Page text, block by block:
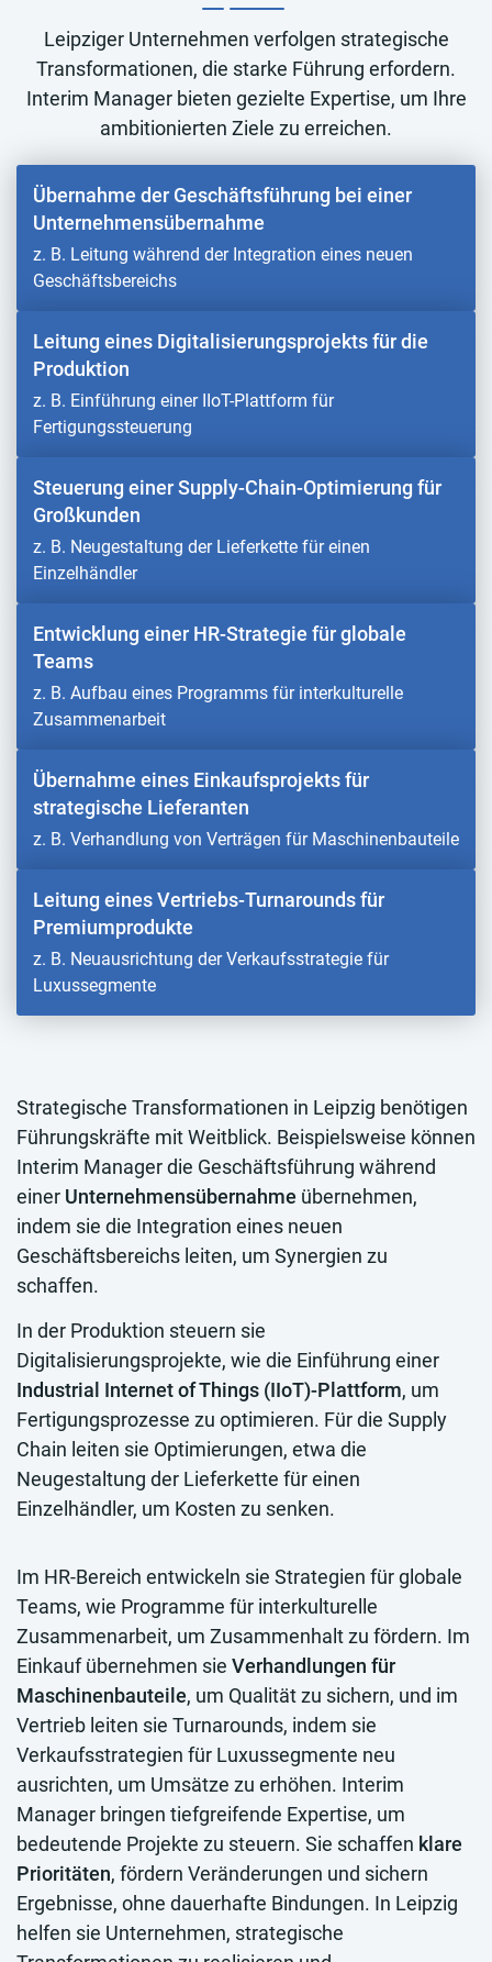
Leipziger Unternehmen verfolgen strategische
Transformationen, die starke Führung erfordern.
Interim Manager bieten gezielte Expertise, um Ihre
ambitionierten Ziele zu erreichen.
Übernahme der Geschäftsführung bei einer
Unternehmensübernahme
z. B. Leitung während der Integration eines neuen
Geschäftsbereichs
Leitung eines Digitalisierungsprojekts für die
Produktion
z. B. Einführung einer IIoT-Plattform für
Fertigungssteuerung
Steuerung einer Supply-Chain-Optimierung für
Großkunden
z. B. Neugestaltung der Lieferkette für einen
Einzelhändler
Entwicklung einer HR-Strategie für globale
Teams
z. B. Aufbau eines Programms für interkulturelle
Zusammenarbeit
Übernahme eines Einkaufsprojekts für
strategische Lieferanten
z. B. Verhandlung von Verträgen für Maschinenbauteile
Leitung eines Vertriebs-Turnarounds für
Premiumprodukte
z. B. Neuausrichtung der Verkaufsstrategie für
Luxussegmente
Strategische Transformationen in Leipzig benötigen
Führungskräfte mit Weitblick. Beispielsweise können
Interim Manager die Geschäftsführung während
einer Unternehmensübernahme übernehmen,
indem sie die Integration eines neuen
Geschäftsbereichs leiten, um Synergien zu
schaffen.
In der Produktion steuern sie
Digitalisierungsprojekte, wie die Einführung einer
Industrial Internet of Things (IIoT)-Plattform, um
Fertigungsprozesse zu optimieren. Für die Supply
Chain leiten sie Optimierungen, etwa die
Neugestaltung der Lieferkette für einen
Einzelhändler, um Kosten zu senken.
Im HR-Bereich entwickeln sie Strategien für globale
Teams, wie Programme für interkulturelle
Zusammenarbeit, um Zusammenhalt zu fördern. Im
Einkauf übernehmen sie Verhandlungen für
Maschinenbauteile, um Qualität zu sichern, und im
Vertrieb leiten sie Turnarounds, indem sie
Verkaufsstrategien für Luxussegmente neu
ausrichten, um Umsätze zu erhöhen. Interim
Manager bringen tiefgreifende Expertise, um
bedeutende Projekte zu steuern. Sie schaffen klare
Prioritäten, fördern Veränderungen und sichern
Ergebnisse, ohne dauerhafte Bindungen. In Leipzig
helfen sie Unternehmen, strategische